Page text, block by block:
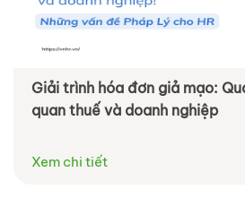
Giải trình hóa đơn giả mạo:
quan thuế và doanh nghiệp
Xem chi tiết